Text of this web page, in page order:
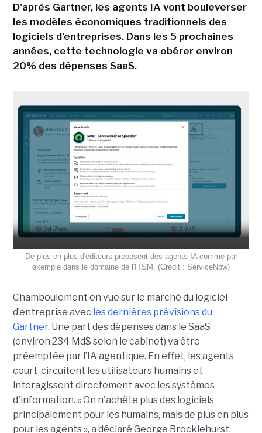
D'après Gartner, les agents IA vont bouleverser
les modèles économiques traditionnels des
logiciels d'entreprises. Dans les 5 prochaines
années, cette technologie va obérer environ
20% des dépenses SaaS.
De plus en plus d'éditeurs proposent des agents IA comme par
exemple dans le domaine de l'ITSM. (Crédit : ServiceNow)
Chamboulement en vue sur le marché du logiciel
d’entreprise avec les dernières prévisions du
Gartner. Une part des dépenses dans le SaaS
(environ 234 Md$ selon le cabinet) va être
préemptée par l’IA agentique. En effet, les agents
court-circuitent les utilisateurs humains et
interagissent directement avec les systèmes
d'information. « On n'achète plus des logiciels
principalement pour les humains, mais de plus en plus
pour les agents », a déclaré George Brocklehurst,